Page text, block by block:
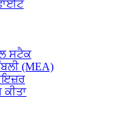
ਸਟੈਕ
(MEA)